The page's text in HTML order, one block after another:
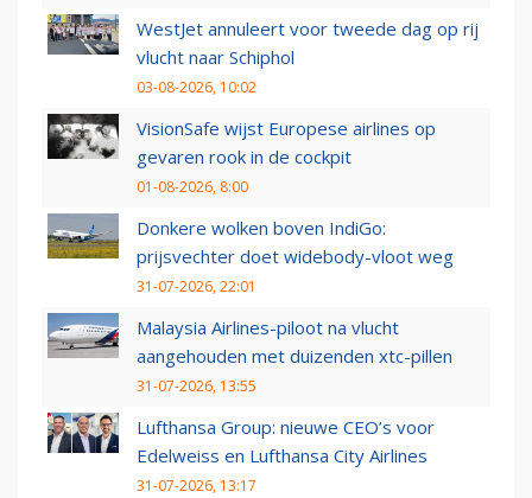
WestJet annuleert voor tweede dag op rij
vlucht naar Schiphol
03-08-2026, 10:02
VisionSafe wijst Europese airlines op
gevaren rook in de cockpit
01-08-2026, 8:00
Donkere wolken boven IndiGo:
prijsvechter doet widebody-vloot weg
31-07-2026, 22:01
Malaysia Airlines-piloot na vlucht
aangehouden met duizenden xtc-pillen
31-07-2026, 13:55
Lufthansa Group: nieuwe CEO’s voor
Edelweiss en Lufthansa City Airlines
31-07-2026, 13:17